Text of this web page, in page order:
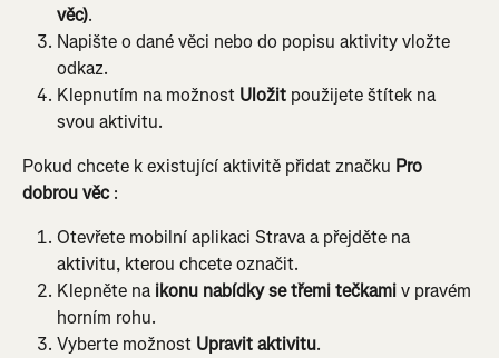
věc).
Napište o dané věci nebo do popisu aktivity vložte
odkaz.
Klepnutím na možnost Uložit použijete štítek na
svou aktivitu.
Pokud chcete k existující aktivitě přidat značku Pro
dobrou věc :
Otevřete mobilní aplikaci Strava a přejděte na
aktivitu, kterou chcete označit.
Klepněte na ikonu nabídky se třemi tečkami v pravém
horním rohu.
Vyberte možnost Upravit aktivitu.